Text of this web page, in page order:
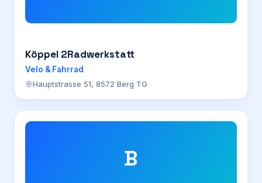
Köppel 2Radwerkstatt
Velo & Fahrrad
Hauptstrasse 51, 8572 Berg TG
B